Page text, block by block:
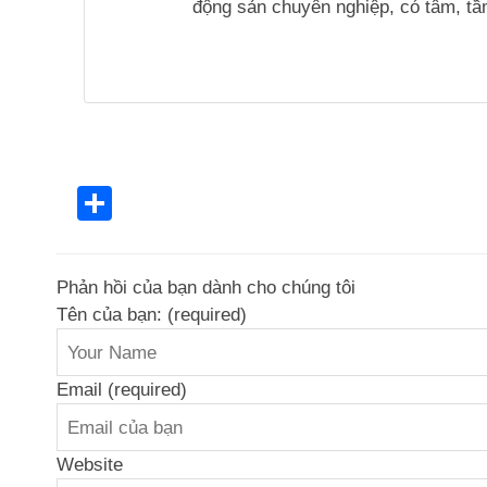
động sản chuyên nghiệp, có tâm,
Phản hồi của bạn dành cho chúng tôi
Tên của bạn: (required)
Email (required)
Website